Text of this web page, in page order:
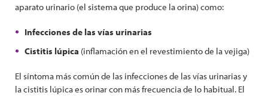
aparato urinario (el sistema que produce la orina) como:
Infecciones de las vías urinarias
Cistitis lúpica (inflamación en el revestimiento de la vejiga)
El síntoma más común de las infecciones de las vías urinarias y
la cistitis lúpica es orinar con más frecuencia de lo habitual. El